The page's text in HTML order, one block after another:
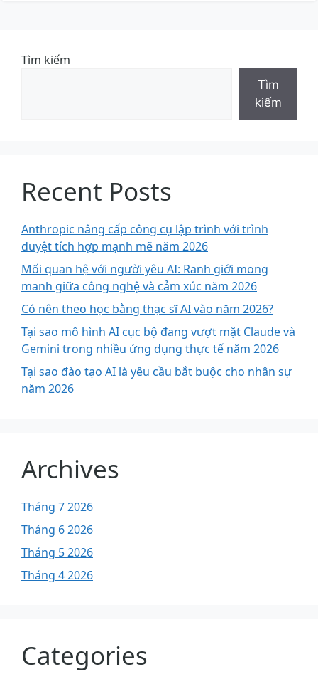
Tìm kiếm
Tìm
kiếm
Recent Posts
Anthropic nâng cấp công cụ lập trình với trình
duyệt tích hợp mạnh mẽ năm 2026
Mối quan hệ với người yêu AI: Ranh giới mong
manh giữa công nghệ và cảm xúc năm 2026
Có nên theo học bằng thạc sĩ AI vào năm 2026?
Tại sao mô hình AI cục bộ đang vượt mặt Claude và
Gemini trong nhiều ứng dụng thực tế năm 2026
Tại sao đào tạo AI là yêu cầu bắt buộc cho nhân sự
năm 2026
Archives
Tháng 7 2026
Tháng 6 2026
Tháng 5 2026
Tháng 4 2026
Categories